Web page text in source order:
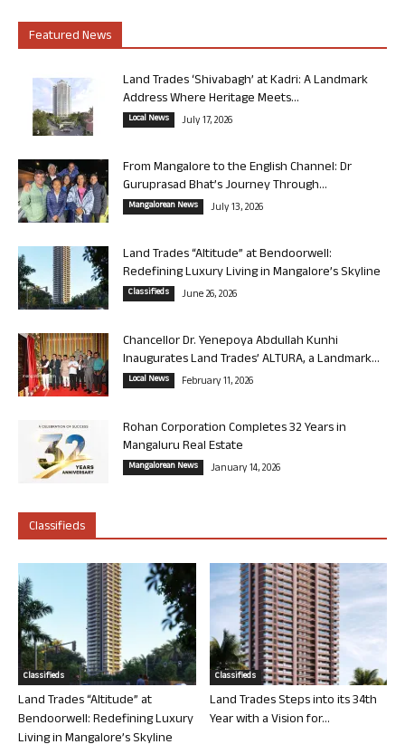
Featured News
Land Trades ‘Shivabagh’ at Kadri: A Landmark
Address Where Heritage Meets...
Local News July 17, 2026
From Mangalore to the English Channel: Dr
Guruprasad Bhat’s Journey Through...
Mangalorean News July 13, 2026
Land Trades “Altitude” at Bendoorwell:
Redefining Luxury Living in Mangalore’s Skyline
Classifieds June 26, 2026
Chancellor Dr. Yenepoya Abdullah Kunhi
Inaugurates Land Trades’ ALTURA, a Landmark...
Local News February 11, 2026
Rohan Corporation Completes 32 Years in
Mangaluru Real Estate
Mangalorean News January 14, 2026
Classifieds
Classifieds
Land Trades “Altitude” at
Bendoorwell: Redefining Luxury
Living in Mangalore’s Skyline
Classifieds
Land Trades Steps into its 34th
Year with a Vision for...